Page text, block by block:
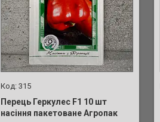
315
Перець Геркулес F1 10 шт
насіння пакетоване Агропак